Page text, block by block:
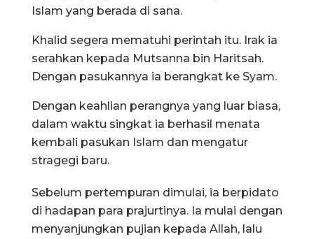
Islam yang berada di sana.
Khalid segera mematuhi perintah itu. Irak ia
serahkan kepada Mutsanna bin Haritsah.
Dengan pasukannya ia berangkat ke Syam.
Dengan keahlian perangnya yang luar biasa,
dalam waktu singkat ia berhasil menata
kembali pasukan Islam dan mengatur
stragegi baru.
Sebelum pertempuran dimulai, ia berpidato
di hadapan para prajurtinya. Ia mulai dengan
menyanjungkan pujian kepada Allah, lalu